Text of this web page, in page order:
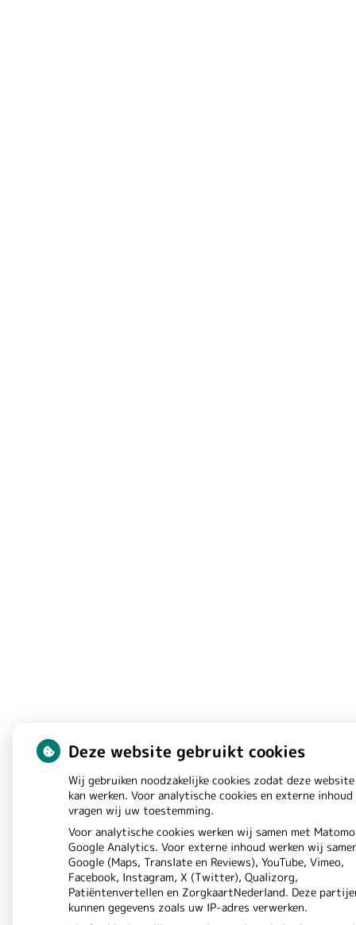
Deze website gebruikt cookies
Wij gebruiken noodzakelijke cookies zodat deze
kan werken. Voor analytische cookies en externe inhoud
vragen wij uw toestemming.
Voor analytische cookies werken wij samen met
Google Analytics. Voor externe inhoud werken wij
Google (Maps, Translate en Reviews), YouTube, Vimeo,
Facebook, Instagram, X (Twitter), Qualizorg,
Patiëntenvertellen en ZorgkaartNederland. Deze
kunnen gegevens zoals uw IP-adres verwerken.